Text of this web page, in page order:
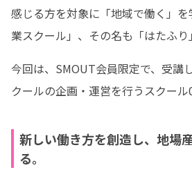
感じる方を対象に「地域で働く」
業スクール」、その名も「はたふり
今回は、SMOUT会員限定で、受講
クールの企画・運営を行うスクール
新しい働き方を創造し、地場
る。